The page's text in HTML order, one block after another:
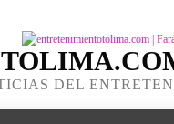
DEL